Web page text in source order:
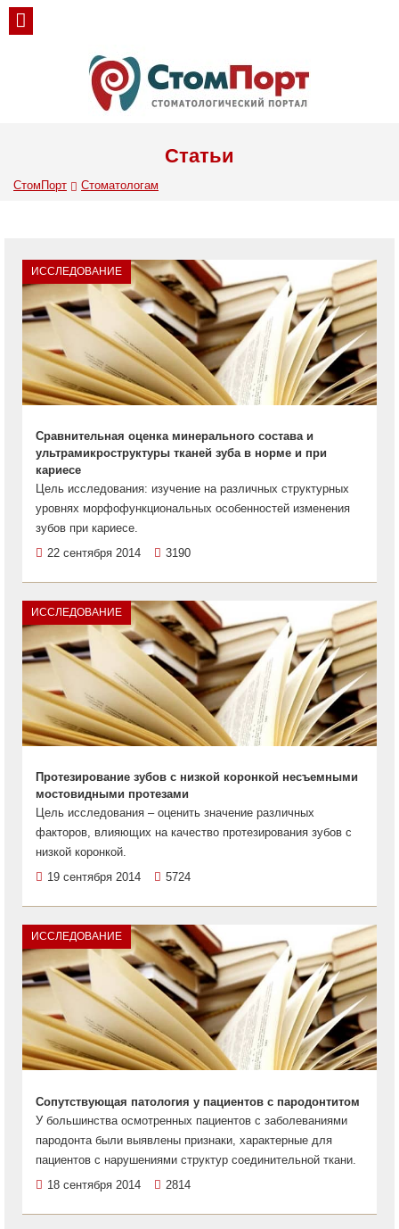
Статьи
СтомПорт Стоматологам
ИССЛЕДОВАНИЕ
Сравнительная оценка минерального состава и
ультрамикроструктуры тканей зуба в норме и при
кариесе
Цель исследования: изучение на различных структурных
уровнях морфофункциональных особенностей изменения
зубов при кариесе.
22 сентября 2014
3190
ИССЛЕДОВАНИЕ
Протезирование зубов с низкой коронкой несъемными
мостовидными протезами
Цель исследования – оценить значение различных
факторов, влияющих на качество протезирования зубов с
низкой коронкой.
19 сентября 2014
5724
ИССЛЕДОВАНИЕ
Сопутствующая патология у пациентов с пародонтитом
У большинства осмотренных пациентов с заболеваниями
пародонта были выявлены признаки, характерные для
пациентов с нарушениями структур соединительной ткани.
18 сентября 2014
2814